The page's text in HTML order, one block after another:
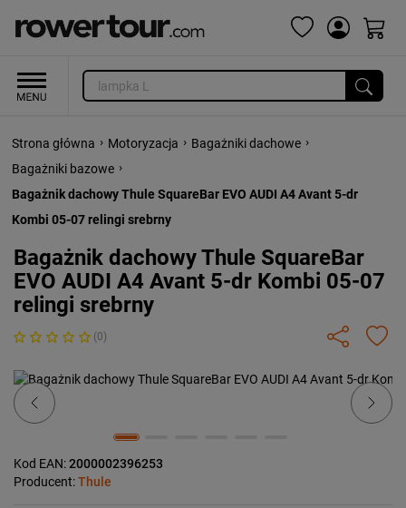
Strona główna › Motoryzacja › Bagażniki dachowe ›
Bagażniki bazowe ›
Bagażnik dachowy Thule SquareBar EVO AUDI A4 Avant 5-dr
Kombi 05-07 relingi srebrny
Bagażnik dachowy Thule SquareBar
EVO AUDI A4 Avant 5-dr Kombi 05-07
relingi srebrny
(0)
Previous Next
Kod EAN:2000002396253
Producent:Thule